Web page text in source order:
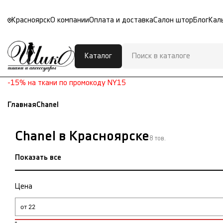
КрасноярскО компанииОплата и доставкаСалон штор Блог
Каталог
-15% на ткани по промокоду NY15
ГлавнаяChanel
Chanel в Красноярске 8 тов.
Показать все
Цена